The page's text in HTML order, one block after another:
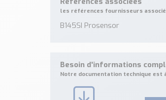
les références fournisseurs
B145SI Prosensor
Besoin d'informations
Notre documentation technique est